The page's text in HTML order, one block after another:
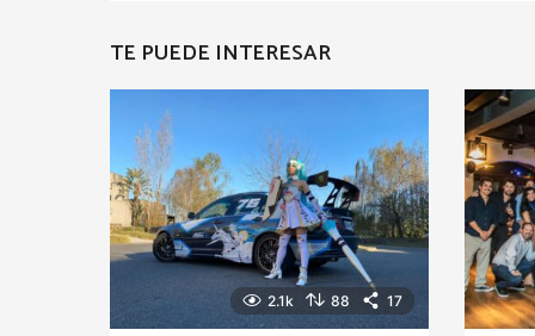
TE PUEDE INTERESAR
2.1k 88 17